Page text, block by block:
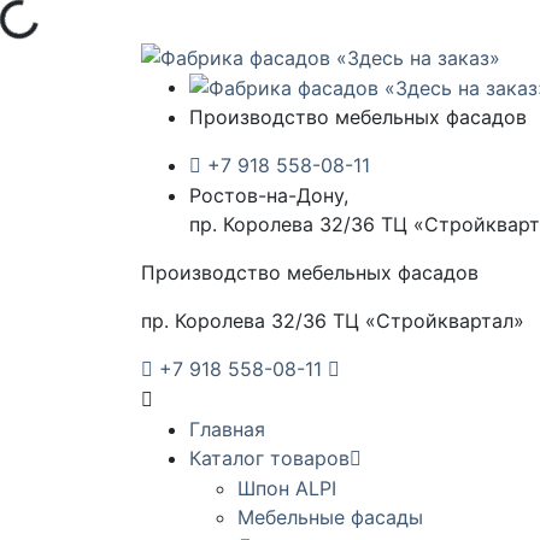
Производство мебельных фасадов
+7 918 558-08-11
Ростов-на-Дону,
пр. Королева 32/36 ТЦ
Производство мебельных фасадов
пр. Королева 32/36 ТЦ «Стройквартал»
+7 918 558-08-11
Главная
Каталог товаров
Шпон ALPI
Мебельные фасады